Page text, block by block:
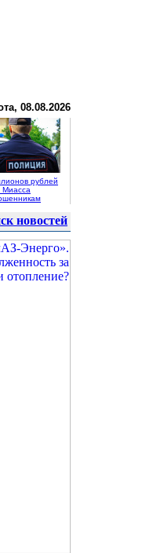
08.08.2026
рублей
Миасса
новостей